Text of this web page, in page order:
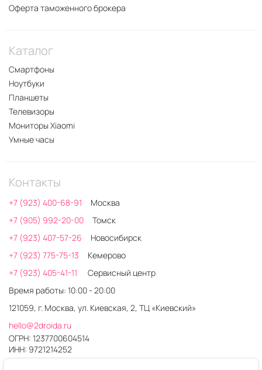
Оферта таможенного брокера
Каталог
Смартфоны
Ноутбуки
Планшеты
Телевизоры
Мониторы Xiaomi
Умные часы
Контакты
+7 (923) 400-68-91
Москва
+7 (905) 992-20-00
Томск
+7 (923) 407-57-26
Новосибирск
+7 (923) 775-75-13
Кемерово
+7 (923) 405-41-11
Сервисный центр
Время работы: 10:00 - 20:00
121059, г. Москва, ул. Киевская, 2, ТЦ «Киевский»
hello@2droida.ru
ОГРН: 1237700604514
ИНН: 9721214252